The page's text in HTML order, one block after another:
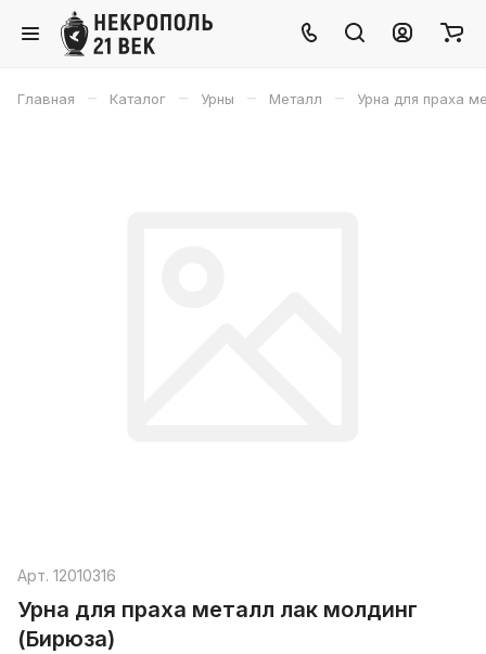
Главная – Каталог – Урны – Металл – Урна для праха
Арт. 12010316
Урна для праха металл лак молдинг
(Бирюза)